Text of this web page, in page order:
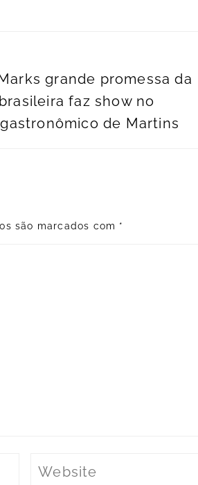
grande promessa da
faz show no
de Martins
são marcados com *